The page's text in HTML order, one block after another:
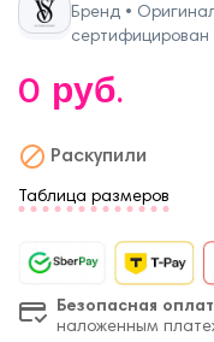
Бренд •
сертифицирован
0 руб.
 Раскупили
Таблица размеров
Безопасная
наложенным